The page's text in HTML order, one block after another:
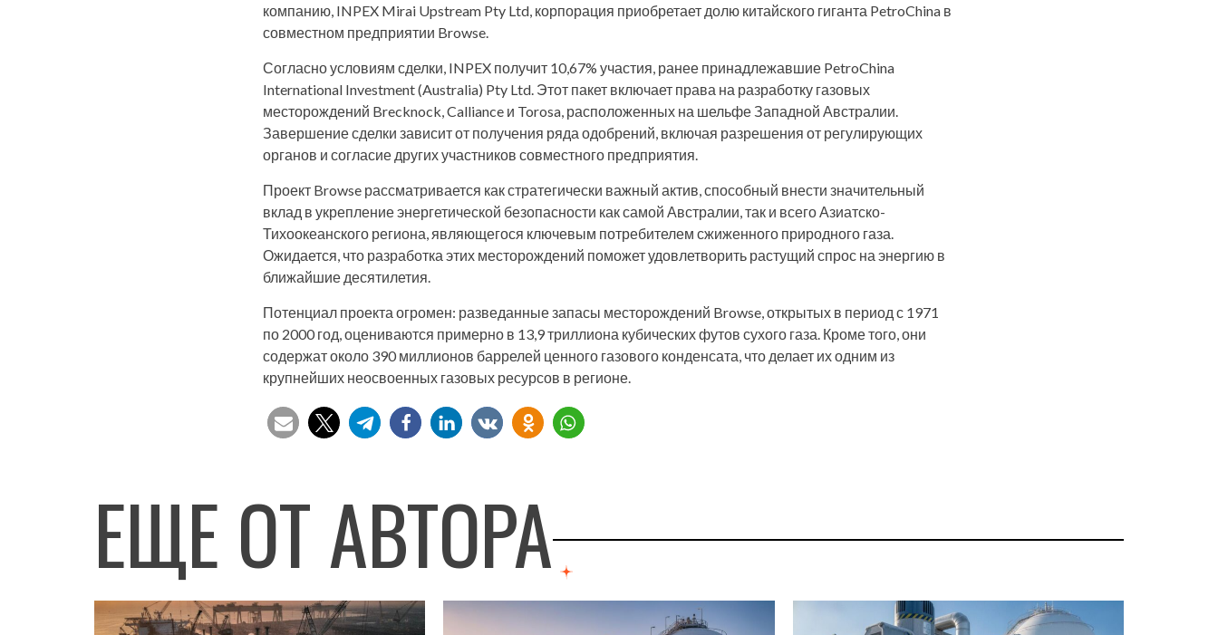
компанию, INPEX Mirai Upstream Pty Ltd, корпорация приобретает долю китайского гиганта PetroChina в
совместном предприятии Browse.
Согласно условиям сделки, INPEX получит 10,67% участия, ранее принадлежавшие PetroChina
International Investment (Australia) Pty Ltd. Этот пакет включает права на разработку газовых
месторождений Brecknock, Calliance и Torosa, расположенных на шельфе Западной Австралии.
Завершение сделки зависит от получения ряда одобрений, включая разрешения от регулирующих
органов и согласие других участников совместного предприятия.
Проект Browse рассматривается как стратегически важный актив, способный внести значительный
вклад в укрепление энергетической безопасности как самой Австралии, так и всего Азиатско-
Тихоокеанского региона, являющегося ключевым потребителем сжиженного природного газа.
Ожидается, что разработка этих месторождений поможет удовлетворить растущий спрос на энергию в
ближайшие десятилетия.
Потенциал проекта огромен: разведанные запасы месторождений Browse, открытых в период с 1971
по 2000 год, оцениваются примерно в 13,9 триллиона кубических футов сухого газа. Кроме того, они
содержат около 390 миллионов баррелей ценного газового конденсата, что делает их одним из
крупнейших неосвоенных газовых ресурсов в регионе.
ЕЩЕ ОТ АВТОРА